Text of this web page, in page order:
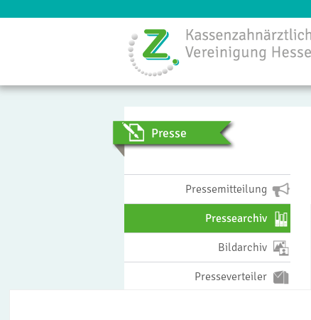
Presse
Pressemitteilung
Pressearchiv
Bildarchiv
Presseverteiler